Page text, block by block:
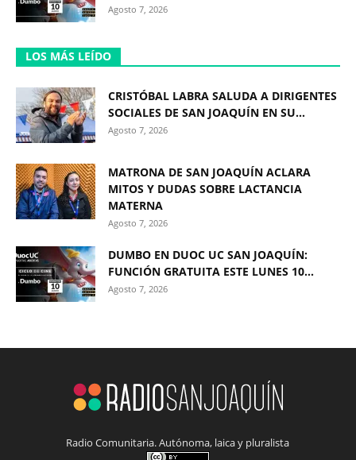
Agosto 7, 2026
LOS MÁS LEÍDO
CRISTÓBAL LABRA SALUDA A DIRIGENTES
SOCIALES DE SAN JOAQUÍN EN SU...
Agosto 7, 2026
MATRONA DE SAN JOAQUÍN ACLARA
MITOS Y DUDAS SOBRE LACTANCIA
MATERNA
Agosto 7, 2026
DUMBO EN DUOC UC SAN JOAQUÍN:
FUNCIÓN GRATUITA ESTE LUNES 10...
Agosto 7, 2026
Radio Comunitaria. Autónoma, laica y pluralista